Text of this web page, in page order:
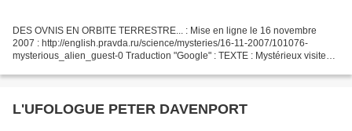
DES OVNIS EN ORBITE TERRESTRE... : Mise en ligne le 16 novembre
2007 : http://english.pravda.ru/science/mysteries/16-11-2007/101076-
mysterious_alien_guest-0 Traduction "Google" : TEXTE : Mystérieux visiteur
L'UFOLOGUE PETER DAVENPORT